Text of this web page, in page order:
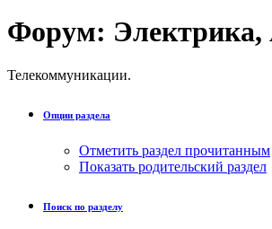
Форум:
Телекоммуникации.
Опции раздела
Отметить раздел прочитанным
Показать родительский раздел
Поиск по разделу